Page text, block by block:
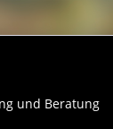
und Beratung